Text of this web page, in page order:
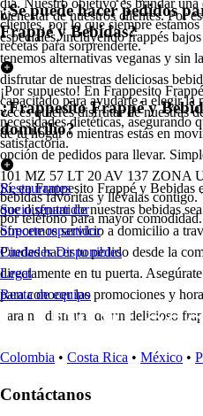
día. Nuestro objetivo es brindar una
clientes, por lo que siempre
recetas para sorprenderte.
bienestar de nuestros clientes. Por
especiales, incluyendo frappés
tenemos alternativas veganas y sin
disfrutar de nuestras deliciosas
capacitado para ayudarte a elegir la
necesidades dietéticas, asegurando
satisfactoria.
¿Se puede hacer pedidos
Frappé y Bebidas?
¡Por supuesto! En Frappesito
veces quieres disfrutar de nuestras
de tu hogar o mientras estás en
opción de pedidos para llevar.
101 MZ 57 LT 20 AV 137 ZONA
bebidas favoritas y llévalas contigo.
por teléfono para mayor comodidad.
¿Frappesito Frappé y
domicilio?
Sí, en Frappesito Frappé y Bebidas
que disfrutar de nuestras bebidas
ofrecemos servicio a domicilio a
Puedes hacer tu pedido desde la
directamente en tu puerta.
para conocer las promociones y
para no disfrutar de un delicioso
Restaurantes
Socio repartidor
Soporte repartidor
Ciudades Disponibles
Legal
Renta de equipo
Colombia • Costa Rica • México •
Contáctanos